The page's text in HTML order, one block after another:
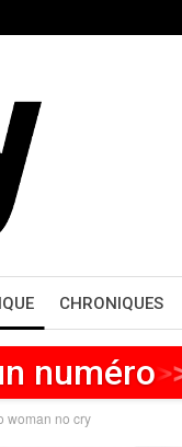
CHRONIQUES
numéro>
woman no cry